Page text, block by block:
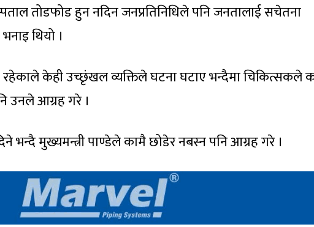
तोडफोड हुन नदिन जनप्रतिनिधिले पनि जनतालाई सचेतना
थियो ।
केही उच्छृंखल व्यक्तिले घटना घटाए भन्दैमा चिकित्सकले
उनले आग्रह गरे ।
भन्दै मुख्यमन्त्री पाण्डेले कामै छोडेर नबस्न पनि आग्रह गरे ।